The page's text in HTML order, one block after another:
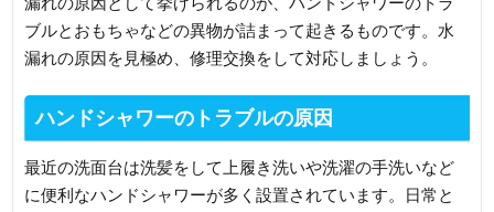
ブルとおもちゃなどの異物が詰まって起きるものです。水
漏れの原因を見極め、修理交換をして対応しましょう。
ハンドシャワーのトラブルの原因
最近の洗面台は洗髪をして上履き洗いや洗濯の手洗いなど
に便利なハンドシャワーが多く設置されています。日常と